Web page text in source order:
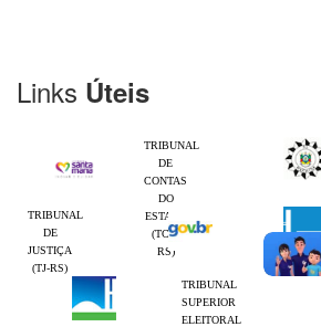
Links Úteis
TRIBUNAL
DE
CONTAS
DO
ESTADO
(TCE-
RS)
TRIBUNAL
DE
JUSTIÇA
(TJ-RS)
TRIBUNAL
SUPERIOR
ELEITORAL